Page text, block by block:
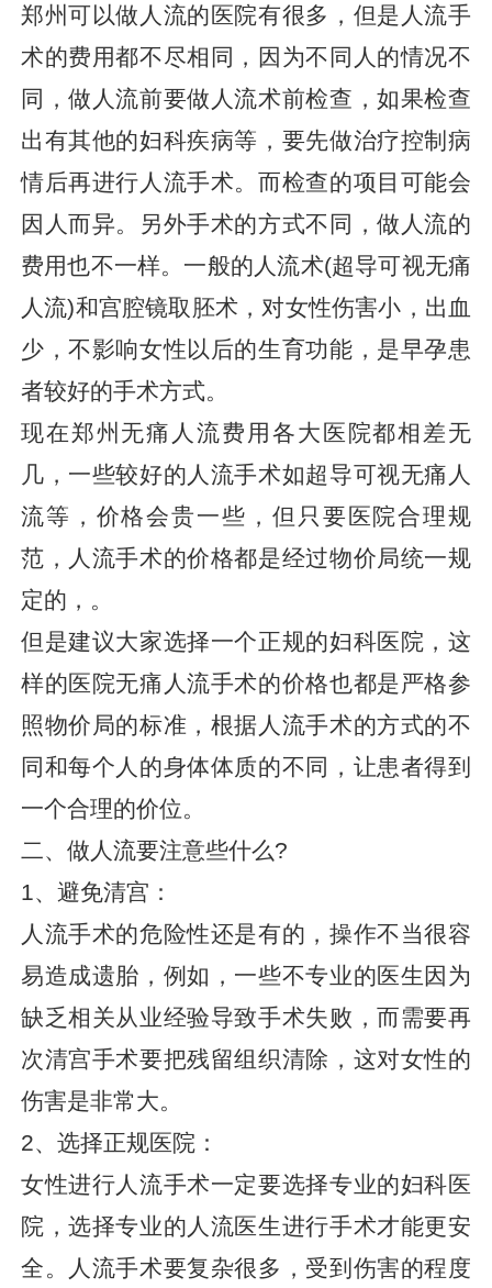
郑州可以做人流的医院有很多，但是人流手
术的费用都不尽相同，因为不同人的情况不
同，做人流前要做人流术前检查，如果检查
出有其他的妇科疾病等，要先做治疗控制病
情后再进行人流手术。而检查的项目可能会
因人而异。另外手术的方式不同，做人流的
费用也不一样。一般的人流术(超导可视无痛
人流)和宫腔镜取胚术，对女性伤害小，出血
少，不影响女性以后的生育功能，是早孕患
者较好的手术方式。
现在郑州无痛人流费用各大医院都相差无
几，一些较好的人流手术如超导可视无痛人
流等，价格会贵一些，但只要医院合理规
范，人流手术的价格都是经过物价局统一规
定的，。
但是建议大家选择一个正规的妇科医院，这
样的医院无痛人流手术的价格也都是严格参
照物价局的标准，根据人流手术的方式的不
同和每个人的身体体质的不同，让患者得到
一个合理的价位。
二、做人流要注意些什么?
1、避免清宫：
人流手术的危险性还是有的，操作不当很容
易造成遗胎，例如，一些不专业的医生因为
缺乏相关从业经验导致手术失败，而需要再
次清宫手术要把残留组织清除，这对女性的
伤害是非常大。
2、选择正规医院：
女性进行人流手术一定要选择专业的妇科医
院，选择专业的人流医生进行手术才能更安
全。人流手术要复杂很多，受到伤害的程度